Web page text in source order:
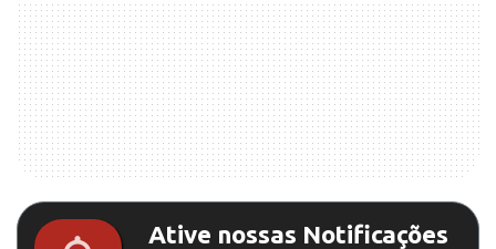
Ative nossas Notificações